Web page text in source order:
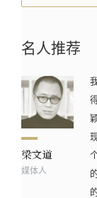
名人推荐
媒体人